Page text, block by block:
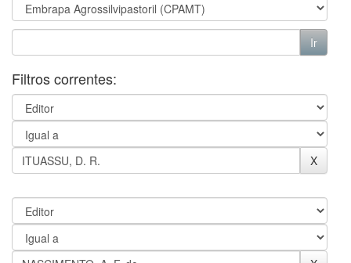
Filtros correntes: